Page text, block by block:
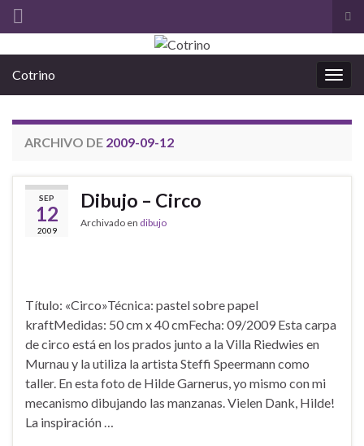
el
la
Cotrino
ARCHIVO DE 2009-09-12
SEP
12
2009
Dibujo – Circo
Archivado en dibujo
Título: «Circo»Técnica: pastel sobre papel
kraftMedidas: 50 cm x 40 cmFecha: 09/2009 Esta carpa
de circo está en los prados junto a la Villa Riedwies en
Murnau y la utiliza la artista Steffi Speermann como
taller. En esta foto de Hilde Garnerus, yo mismo con mi
mecanismo dibujando las manzanas. Vielen Dank, Hilde!
La inspiración …